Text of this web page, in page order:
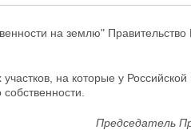
на землю" Правительство
на которые у
Председатель